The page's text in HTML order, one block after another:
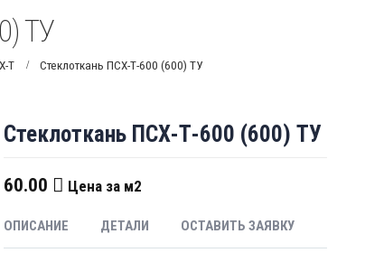
ТУ
Т Стеклоткань ПСХ-Т-600 (600) ТУ
Стеклоткань ПСХ-Т-600 (600) ТУ
60.00 Цена за м2
ОПИСАНИЕ ДЕТАЛИ ОСТАВИТЬ ЗАЯВКУ